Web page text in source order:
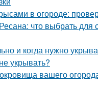
в огороде:
что выбрать для
и когда нужно
укрывать?
вашего